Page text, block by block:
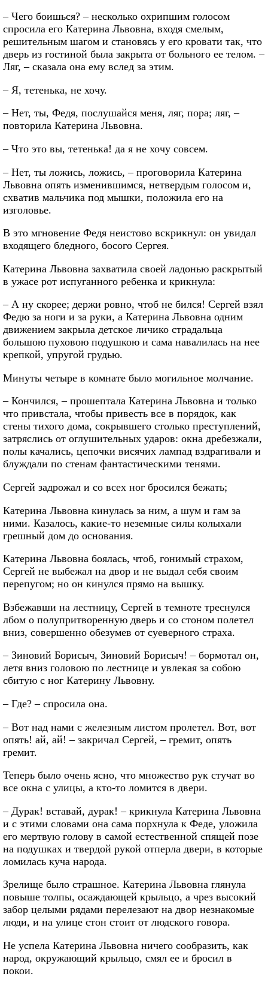
– Чего боишься? – несколько охрипшим голосом
спросила его Катерина Львовна, входя смелым,
решительным шагом и становясь у его кровати так, что
дверь из гостиной была закрыта от больного ее телом. –
Ляг, – сказала она ему вслед за этим.
– Я, тетенька, не хочу.
– Нет, ты, Федя, послушайся меня, ляг, пора; ляг, –
повторила Катерина Львовна.
– Что это вы, тетенька! да я не хочу совсем.
– Нет, ты ложись, ложись, – проговорила Катерина
Львовна опять изменившимся, нетвердым голосом и,
схватив мальчика под мышки, положила его на
изголовье.
В это мгновение Федя неистово вскрикнул: он увидал
входящего бледного, босого Сергея.
Катерина Львовна захватила своей ладонью раскрытый
в ужасе рот испуганного ребенка и крикнула:
– А ну скорее; держи ровно, чтоб не бился! Сергей взял
Федю за ноги и за руки, а Катерина Львовна одним
движением закрыла детское личико страдальца
большою пуховою подушкою и сама навалилась на нее
крепкой, упругой грудью.
Минуты четыре в комнате было могильное молчание.
– Кончился, – прошептала Катерина Львовна и только
что привстала, чтобы привесть все в порядок, как
стены тихого дома, сокрывшего столько преступлений,
затряслись от оглушительных ударов: окна дребезжали,
полы качались, цепочки висячих лампад вздрагивали и
блуждали по стенам фантастическими тенями.
Сергей задрожал и со всех ног бросился бежать;
Катерина Львовна кинулась за ним, а шум и гам за
ними. Казалось, какие-то неземные силы колыхали
грешный дом до основания.
Катерина Львовна боялась, чтоб, гонимый страхом,
Сергей не выбежал на двор и не выдал себя своим
перепугом; но он кинулся прямо на вышку.
Взбежавши на лестницу, Сергей в темноте треснулся
лбом о полупритворенную дверь и со стоном полетел
вниз, совершенно обезумев от суеверного страха.
– Зиновий Борисыч, Зиновий Борисыч! – бормотал он,
летя вниз головою по лестнице и увлекая за собою
сбитую с ног Катерину Львовну.
– Где? – спросила она.
– Вот над нами с железным листом пролетел. Вот, вот
опять! ай, ай! – закричал Сергей, – гремит, опять
гремит.
Теперь было очень ясно, что множество рук стучат во
все окна с улицы, а кто-то ломится в двери.
– Дурак! вставай, дурак! – крикнула Катерина Львовна
и с этими словами она сама порхнула к Феде, уложила
его мертвую голову в самой естественной спящей позе
на подушках и твердой рукой отперла двери, в которые
ломилась куча народа.
Зрелище было страшное. Катерина Львовна глянула
повыше толпы, осаждающей крыльцо, а чрез высокий
забор целыми рядами перелезают на двор незнакомые
люди, и на улице стон стоит от людского говора.
Не успела Катерина Львовна ничего сообразить, как
народ, окружающий крыльцо, смял ее и бросил в
покои.